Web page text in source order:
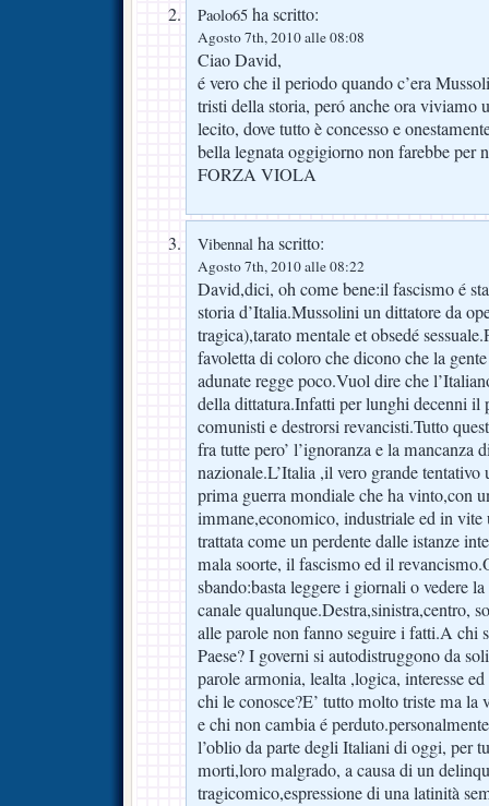
Paolo65 ha scritto:
Agosto 7th, 2010 alle 08:08
Ciao David,
é vero che il periodo quando c’era
tristi della storia, peró anche ora viviamo
lecito, dove tutto è concesso e
bella legnata oggigiorno non farebbe per
FORZA VIOLA
Vibennal ha scritto:
Agosto 7th, 2010 alle 08:22
David,dici, oh come bene:il fascismo é
storia d’Italia.Mussolini un dittatore da
tragica),tarato mentale et obsedé
favoletta di coloro che dicono che la
adunate regge poco.Vuol dire che
della dittatura.Infatti per lunghi decenni il
comunisti e destrorsi revancisti.Tutto
fra tutte pero’ l’ignoranza e la mancanza
nazionale.L’Italia ,il vero grande
prima guerra mondiale che ha vinto,con
immane,economico, industriale ed in vite
trattata come un perdente dalle istanze
mala soorte, il fascismo ed il
sbando:basta leggere i giornali o vedere
canale qualunque.Destra,sinistra,centro,
alle parole non fanno seguire i fatti.A chi
Paese? I governi si autodistruggono da
parole armonia, lealta ,logica, interesse
chi le conosce?E’ tutto molto triste ma
e chi non cambia é
l’oblio da parte degli Italiani di oggi, per
morti,loro malgrado, a causa di un
tragicomico,espressione di una latinità